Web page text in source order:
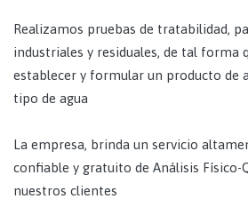
Realizamos pruebas de tratabilidad,
industriales y residuales, de tal forma
establecer y formular un producto de
tipo de agua
La empresa, brinda un servicio
confiable y gratuito de Análisis Físico-
nuestros clientes